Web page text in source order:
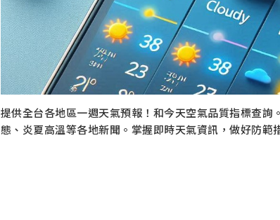
提供全台各地區一週天氣預報！和今天空氣品質指標查詢
態、炎夏高溫等各地新聞。掌握即時天氣資訊，做好防範